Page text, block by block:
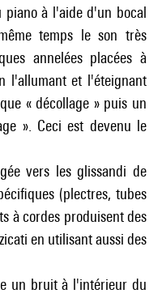
piano à l'aide d'un bocal
temps le son très
annelées placées à
l'allumant et l'éteignant
« décollage » puis un
». Ceci est devenu le
vers les glissandi de
(plectres, tubes
à cordes produisent des
en utilisant aussi des
un bruit à l'intérieur du